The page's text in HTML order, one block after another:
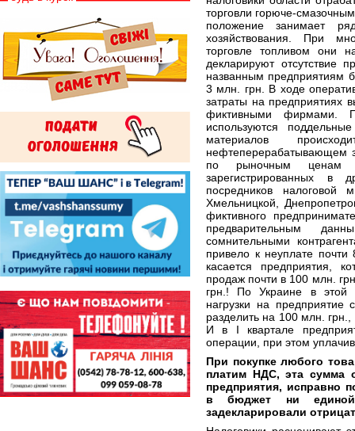
торговли горюче-
положение занимает
хозяйствования. При
торговле топливом они
декларируют отсутствие
названным предприятиям
3 млн. грн. В ходе
затраты на предприятиях
фиктивными фирмами.
используются
материалов
нефтеперерабатывающем
по рыночным ценам
зарегистрированных в
посредников
Хмельницкой,
фиктивного
предварительным
сомнительными
привело к неуплате
касается предприятия,
продаж почти в 100 млн.
грн.! По Украине в этой
нагрузки на предприятие
разделить на 100 млн. грн.,
И в I квартале
операции, при этом
При покупке любого
платим НДС, эта сумма
предприятия, исправно
в бюджет ни
задекларировали